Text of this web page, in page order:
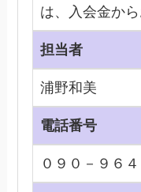
は、入会金か
担当者
浦野和美
電話番号
０９０－９６